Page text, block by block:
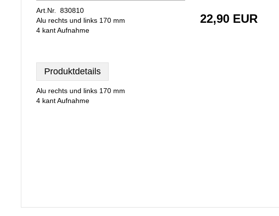
Art.Nr. 830810
Alu rechts und links 170 mm
4 kant Aufnahme
22,90 EUR
Produktdetails
Alu rechts und links 170 mm
4 kant Aufnahme